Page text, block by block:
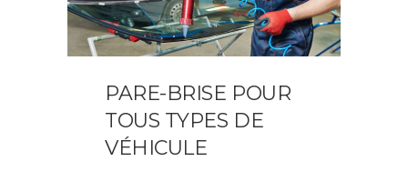
PARE-BRISE POUR
TOUS TYPES DE
VÉHICULE